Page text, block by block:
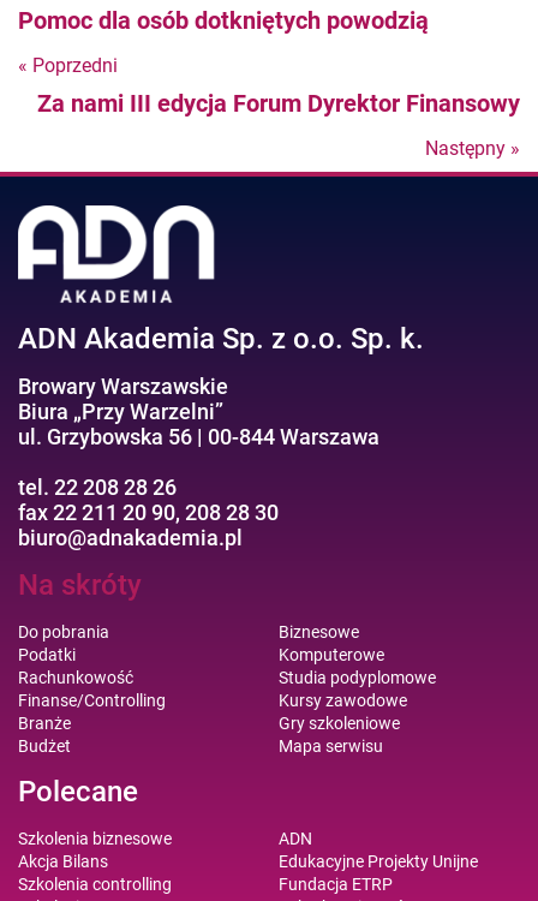
Pomoc dla osób dotkniętych powodzią
« Poprzedni
Nastepny
Za nami III edycja Forum Dyrektor Finansowy
Następny »
ADN Akademia Sp. z o.o. Sp. k.
Browary Warszawskie
Biura „Przy Warzelni”
ul. Grzybowska 56 | 00-844 Warszawa
tel. 22 208 28 26
fax 22 211 20 90, 208 28 30
biuro@adnakademia.pl
Na skróty
Do pobrania
Podatki
Rachunkowość
Finanse/Controlling
Branże
Budżet
Biznesowe
Komputerowe
Studia podyplomowe
Kursy zawodowe
Gry szkoleniowe
Mapa serwisu
Polecane
Szkolenia biznesowe
Akcja Bilans
Szkolenia controlling
ADN
Edukacyjne Projekty Unijne
Fundacja ETRP